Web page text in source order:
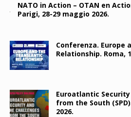
NATO in Action – OTAN en
Parigi, 28-29 maggio 2026.
Conferenza. Europe
Relationship. Roma,
Euroatlantic
from the South
2026.